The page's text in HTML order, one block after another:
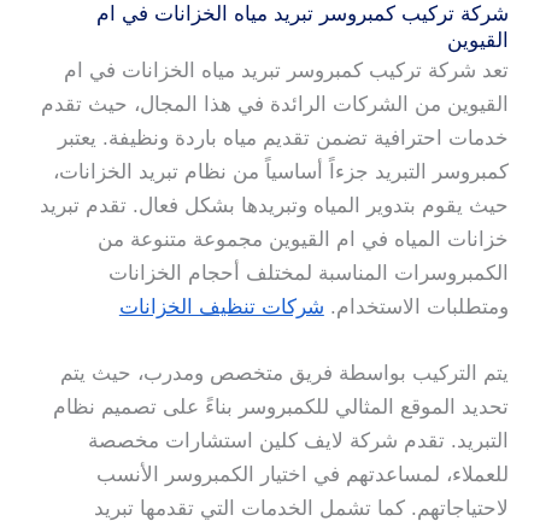
شركة تركيب كمبروسر تبريد مياه الخزانات في ام
القيوين
تعد شركة تركيب كمبروسر تبريد مياه الخزانات في ام
القيوين من الشركات الرائدة في هذا المجال، حيث تقدم
خدمات احترافية تضمن تقديم مياه باردة ونظيفة. يعتبر
كمبروسر التبريد جزءاً أساسياً من نظام تبريد الخزانات،
حيث يقوم بتدوير المياه وتبريدها بشكل فعال. تقدم تبريد
خزانات المياه في ام القيوين مجموعة متنوعة من
الكمبروسرات المناسبة لمختلف أحجام الخزانات
ومتطلبات الاستخدام. شركات تنظيف الخزانات
يتم التركيب بواسطة فريق متخصص ومدرب، حيث يتم
تحديد الموقع المثالي للكمبروسر بناءً على تصميم نظام
التبريد. تقدم شركة لايف كلين استشارات مخصصة
للعملاء، لمساعدتهم في اختيار الكمبروسر الأنسب
لاحتياجاتهم. كما تشمل الخدمات التي تقدمها تبريد